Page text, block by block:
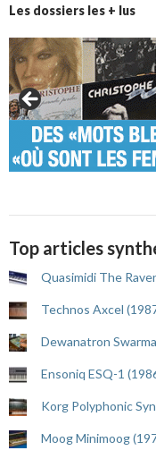
Les dossiers les + lus
Top articles
Quasimidi The
Technos Axcel
Dewanatron
Ensoniq ESQ-1
Korg Polyphonic
Moog Minimoog